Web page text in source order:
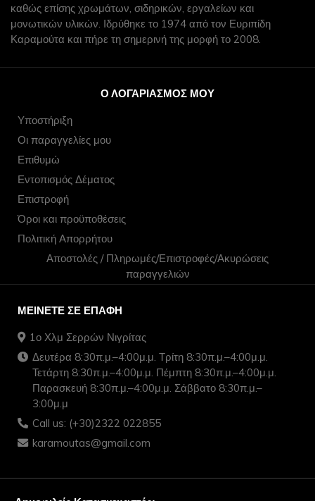
καθώς επίσης χρωμάτων, σιδηρικών, εργαλείων και
μονωτικών υλικών. Ιδρύθηκε το 1974 από τον Ευριπίδη
Καραμούτα και πήρε τη σημερινή της μορφή το 2008.
Ο ΛΟΓΑΡΙΑΣΜΌΣ ΜΟΥ
Υποστήριξη
Οι παραγγελίες μου
Επιθυμώ
Εντοπισμός Δέματος
Επιστροφή
Όροι και προϋποθέσεις
Πολιτική Απορρήτου
Αποστολές / Πληρωμές/Επιστροφές/Ακυρώσεις
παραγγελιών
ΜΕΊΝΕΤΕ ΣΕ ΕΠΑΦΉ
1ο Χλμ Σερρών Νιγρίτας
Δευτέρα 8:30π.μ.–4:00μ.μ. Τρίτη 8:30π.μ.–4:00μ.μ.
Τετάρτη 8:30π.μ.–4:00μ.μ. Πέμπτη 8:30π.μ.–4:00μ.μ.
Παρασκευή 8:30π.μ.–4:00μ.μ. Σάββατο 8:30π.μ.–
3:00μ.μ
Call us: (+30)2322 022855
karamoutas@gmail.com